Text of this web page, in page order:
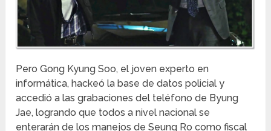
Pero Gong Kyung Soo, el joven experto en
informática, hackeó la base de datos policial y
accedió a las grabaciones del teléfono de Byung
Jae, logrando que todos a nivel nacional se
enterarán de los manejos de Seung Ro como fiscal